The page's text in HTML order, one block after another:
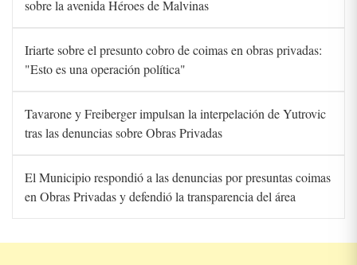
sobre la avenida Héroes de Malvinas
Iriarte sobre el presunto cobro de coimas en obras privadas:
"Esto es una operación política"
Tavarone y Freiberger impulsan la interpelación de Yutrovic
tras las denuncias sobre Obras Privadas
El Municipio respondió a las denuncias por presuntas coimas
en Obras Privadas y defendió la transparencia del área